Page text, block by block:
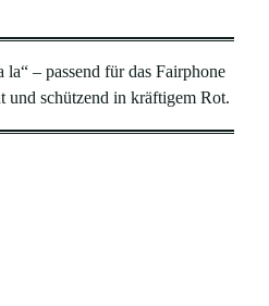
– passend für das Fairphone
und schützend in kräftigem Rot.